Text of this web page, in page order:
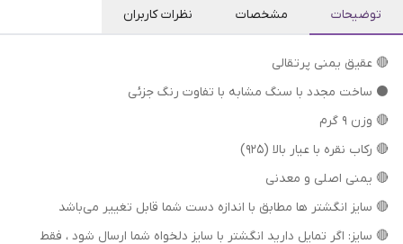
توضیحات مشخصات نظرات کاربران
🔴 عقیق یمنی پرتقالی
⚫ ساخت مجدد با سنگ مشابه با تفاوت رنگ جزئی
🔴 وزن ۹ گرم
🔴 رکاب نقره با عیار بالا (۹۲۵)
🔴 یمنی اصلی و معدنی
🔴 سایز انگشتر ها مطابق با اندازه دست شما قابل تغییر می‌باشد
🔴 سایز: اگر تمایل دارید انگشتر با سایز دلخواه شما ارسال شود ، فقط